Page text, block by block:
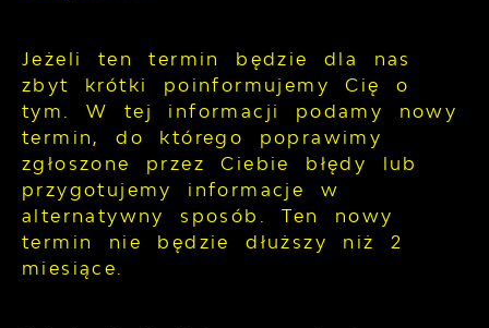
Jeżeli ten termin będzie dla nas
zbyt krótki poinformujemy Cię o
tym. W tej informacji podamy nowy
termin, do którego poprawimy
zgłoszone przez Ciebie błędy lub
przygotujemy informacje w
alternatywny sposób. Ten nowy
termin nie będzie dłuższy niż 2
miesiące.